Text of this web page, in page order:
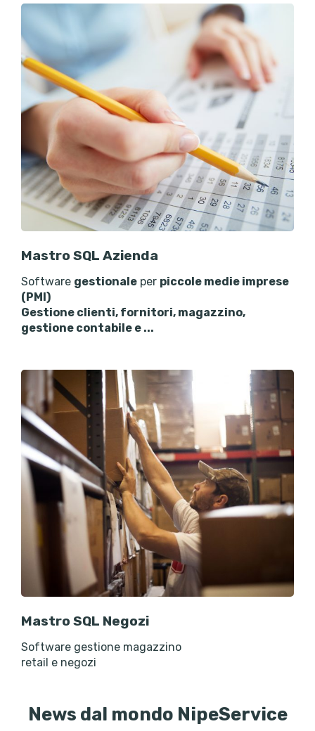
Mastro SQL Azienda
Software gestionale per piccole medie imprese
(PMI)
Gestione clienti, fornitori, magazzino,
gestione contabile e ...
Mastro SQL Negozi
Software gestione magazzino
retail e negozi
News dal mondo NipeService